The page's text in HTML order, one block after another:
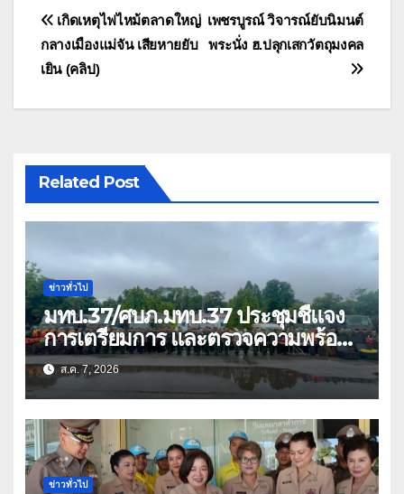
แนะแนว
เรื่อง
เพชรบูรณ์ วิจารณ์ยับนิมนต์
พระนั่ง ฮ.ปลุกเสกวัตถุมงคล
เกิดเหตุไฟไหม้ตลาดใหญ่
กลางเมืองแม่จัน เสียหายยับ
เยิน (คลิป)
Related Post
ข่าวทั่วไป
มทบ.37/ศบภ.มทบ.37 ประชุมชี้แจง
การเตรียมการ และตรวจความพร้อม
ด้านการบรรเทาสาธารณภัย
ส.ค. 7, 2026
ข่าวทั่วไป